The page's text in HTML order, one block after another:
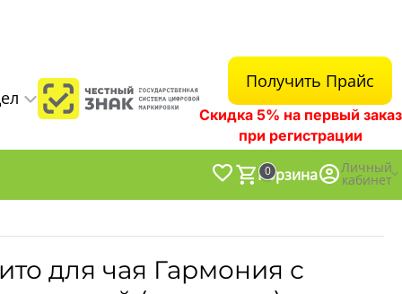
Получить Прайс
Скидка 5% на первый заказ
при регистрации
0
Корзина Личный
кабинет
для чая Гармония с